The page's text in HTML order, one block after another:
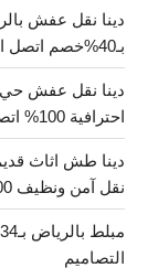
بـ40%خصم اتصل الان
احترافية 100% اتصل بنا
دينا طش اثاث
نقل آمن ونظيف 100%احجز الان
التصاميم